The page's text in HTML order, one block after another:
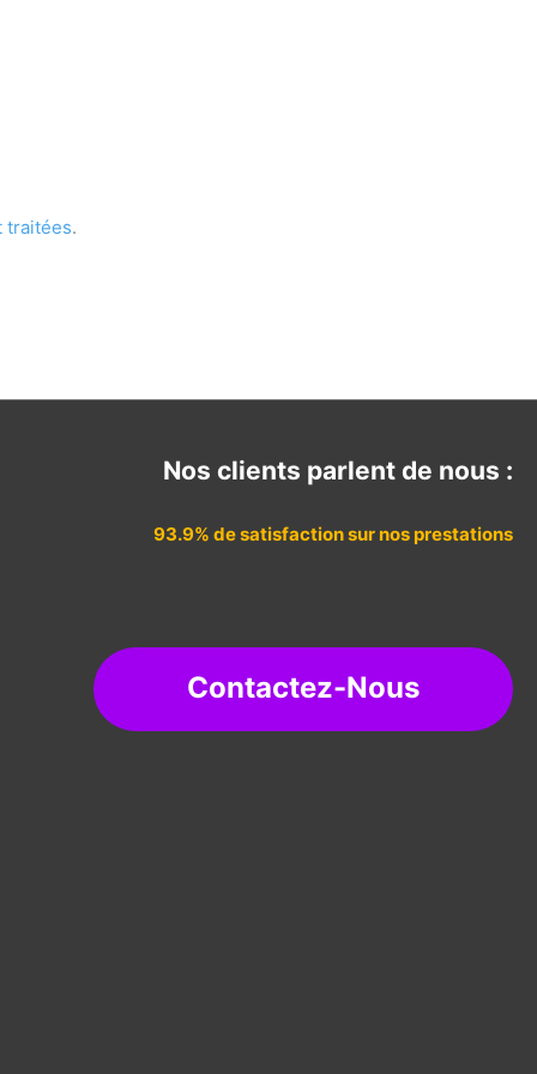
traitées.
Nos clients parlent de nous :
93.9% de satisfaction sur nos prestations
Contactez-Nous